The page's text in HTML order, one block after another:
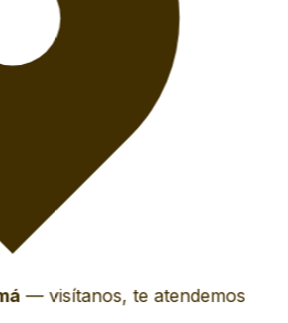
—visítanos, te atendemos